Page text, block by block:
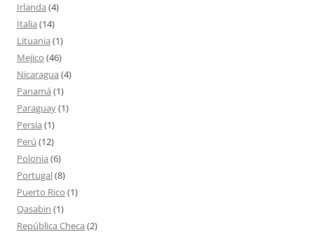
Irlanda (4)
Italia (14)
Lituania (1)
Mejico (46)
Nicaragua (4)
Panamá (1)
Paraguay(1)
Persia (1)
Perú (12)
Polonia (6)
Portugal(8)
Puerto Rico (1)
Qasabin (1)
República Checa (2)